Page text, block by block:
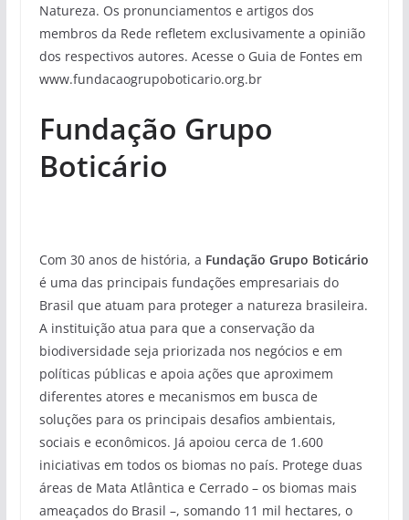
Natureza. Os pronunciamentos e artigos dos
membros da Rede refletem exclusivamente a opinião
dos respectivos autores. Acesse o Guia de Fontes em
www.fundacaogrupoboticario.org.br
Fundação Grupo
Boticário
Com 30 anos de história, a Fundação Grupo Boticário
é uma das principais fundações empresariais do
Brasil que atuam para proteger a natureza brasileira.
A instituição atua para que a conservação da
biodiversidade seja priorizada nos negócios e em
políticas públicas e apoia ações que aproximem
diferentes atores e mecanismos em busca de
soluções para os principais desafios ambientais,
sociais e econômicos. Já apoiou cerca de 1.600
iniciativas em todos os biomas no país. Protege duas
áreas de Mata Atlântica e Cerrado – os biomas mais
ameaçados do Brasil –, somando 11 mil hectares, o